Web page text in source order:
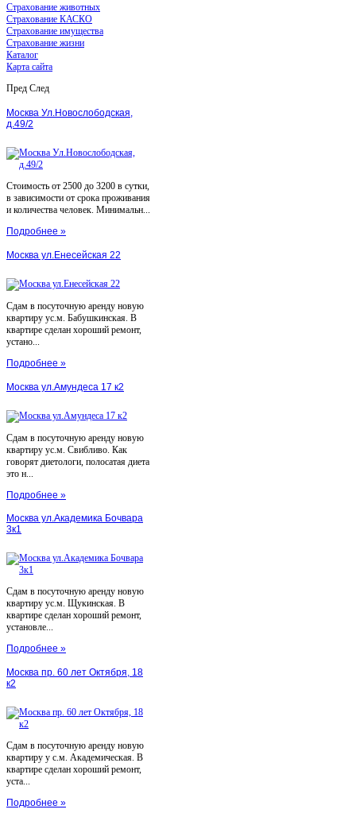
Страхование животных
Страхование КАСКО
Страхование имущества
Страхование жизни
Каталог
Карта сайта
Пред След
Москва Ул.Новослободская,
д.49/2
Стоимость от 2500 до 3200 в сутки,
в зависимости от срока проживания
и количества человек. Минимальн...
Подробнее »
Москва ул.Енесейская 22
Сдам в посуточную аренду новую
квартиру ус.м. Бабушкинская. В
квартире сделан хороший ремонт,
устано...
Подробнее »
Москва ул.Амундеса 17 к2
Сдам в посуточную аренду новую
квартиру ус.м. Свибливо. Как
говорят диетологи, полосатая диета
это н...
Подробнее »
Москва ул.Академика Бочвара
3к1
Сдам в посуточную аренду новую
квартиру ус.м. Щукинская. В
квартире сделан хороший ремонт,
установле...
Подробнее »
Москва пр. 60 лет Октября, 18
к2
Сдам в посуточную аренду новую
квартиру у с.м. Академическая. В
квартире сделан хороший ремонт,
уста...
Подробнее »